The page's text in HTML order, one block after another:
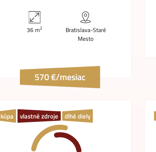
36 m2
Bratislava-Staré
Mesto
570 €/mesiac
kúpa vlastné zdroje dlhé diely